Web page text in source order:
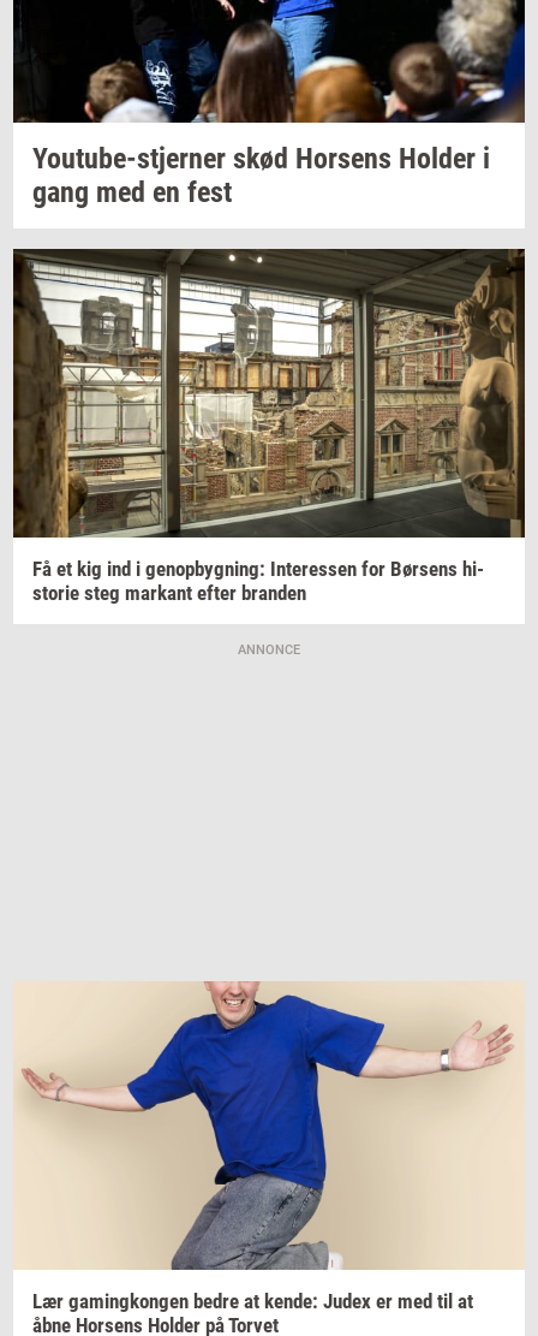
Youtube-​stjerner skød Hor­sens Hol­der i
gang med en fest
Få et kig ind i genop­byg­ning: In­ter­es­sen for Bør­sens hi­
sto­rie steg mar­kant efter bran­den
ANNONCE
Lær ga­m­ing­kon­gen bedre at kende: Judex er med til at
åbne Hor­sens Hol­der påTor­vet